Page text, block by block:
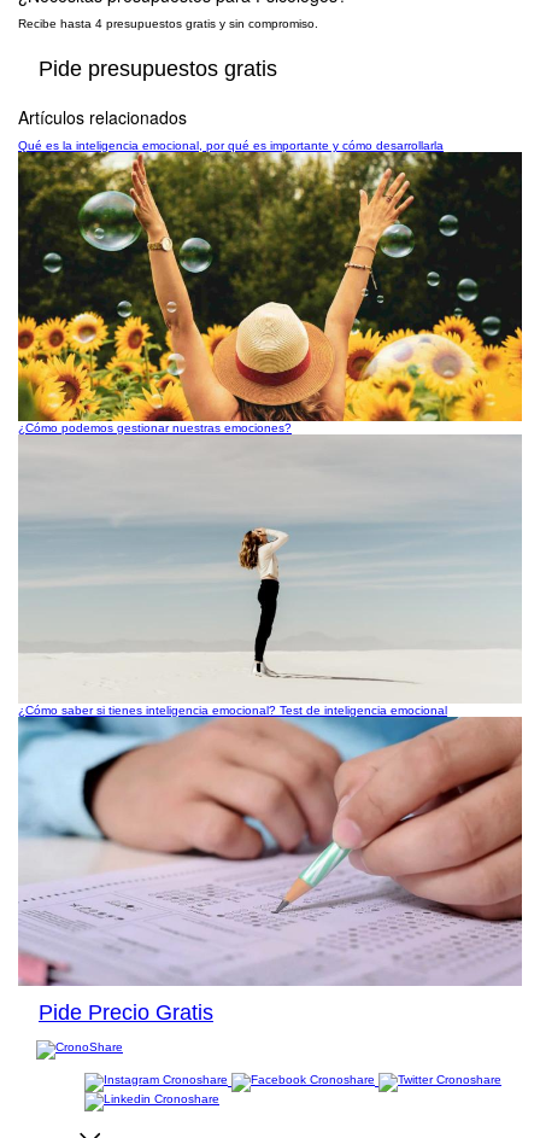
Recibe hasta 4 presupuestos gratis y sin compromiso.
Pide presupuestos gratis
Artículos relacionados
Qué es la inteligencia emocional, por qué es importante y cómo desarrollarla
¿Cómo podemos gestionar nuestras emociones?
¿Cómo saber si tienes inteligencia emocional? Test de inteligencia emocional
Pide Precio Gratis